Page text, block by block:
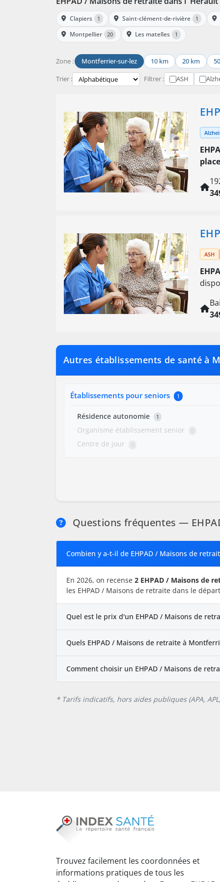
Clapiers 1 Saint-clément-de-rivière 1
Montpellier 20 Les matelles 1
Zone : Montferrier-sur-lez 10 km 20 km
Trier : Filtrer : ASH
ASH
Autres établissements de santé à
Établissements pour seniors 1
Résidence autonomie 1
Organisme établissement senior 0
Centre de jour 0
Questions fréquentes —
Combien y a-t-il de EHPAD / Maisons de
En 2026, on recense 2 EHPAD / Maisons de
les EHPAD / Maisons de retraite dans le
Quel est le prix d'un EHPAD / Maisons de
Quels EHPAD / Maisons de retraite à
Comment choisir un EHPAD / Maisons de
* Tarifs indicatifs, hors aides publiques (APA,
Trouvez facilement les coordonnées et
informations pratiques de tous les